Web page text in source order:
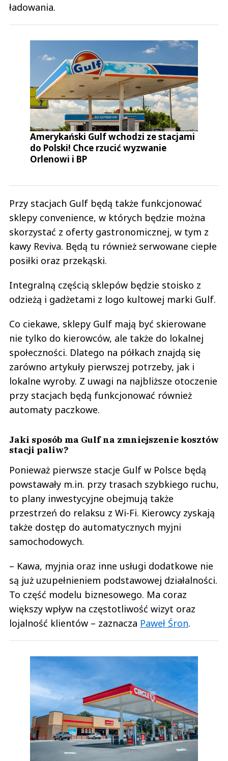
ładowania.
Amerykański Gulf wchodzi ze stacjami
do Polski! Chce rzucić wyzwanie
Orlenowi i BP
Przy stacjach Gulf będą także funkcjonować
sklepy convenience, w których będzie można
skorzystać z oferty gastronomicznej, w tym z
kawy Reviva. Będą tu również serwowane ciepłe
posiłki oraz przekąski.
Integralną częścią sklepów będzie stoisko z
odzieżą i gadżetami z logo kultowej marki Gulf.
Co ciekawe, sklepy Gulf mają być skierowane
nie tylko do kierowców, ale także do lokalnej
społeczności. Dlatego na półkach znajdą się
zarówno artykuły pierwszej potrzeby, jak i
lokalne wyroby. Z uwagi na najbliższe otoczenie
przy stacjach będą funkcjonować również
automaty paczkowe.
Jaki sposób ma Gulf na zmniejszenie kosztów
stacji paliw?
Ponieważ pierwsze stacje Gulf w Polsce będą
powstawały m.in. przy trasach szybkiego ruchu,
to plany inwestycyjne obejmują także
przestrzeń do relaksu z Wi-Fi. Kierowcy zyskają
także dostęp do automatycznych myjni
samochodowych.
– Kawa, myjnia oraz inne usługi dodatkowe nie
są już uzupełnieniem podstawowej działalności.
To część modelu biznesowego. Ma coraz
większy wpływ na częstotliwość wizyt oraz
lojalność klientów – zaznacza Paweł Śron.